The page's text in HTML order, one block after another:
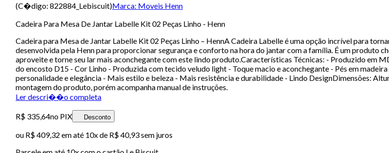
(C�digo: 822884_Lebiscuit)Marca: Moveis Henn
Cadeira Para Mesa De Jantar Labelle Kit 02 Peças Linho - Henn
Cadeira para Mesa de Jantar Labelle Kit 02 Peças Linho – HennA Cadeira Labelle é uma opção incrível para
desenvolvida pela Henn para proporcionar segurança e conforto na hora do jantar com a família. É um produto
aproveite e torne seu lar mais aconchegante com este lindo produto.Características Técnicas: - Produzido em
do encosto D15 - Cor Linho - Produzida com tecido veludo light - Toque macio e aconchegante - Pés em
personalidade e elegância - Mais estilo e beleza - Mais resistência e durabilidade - Lindo DesignDimensões:
montagem do produto, porém acompanha manual de instruções.
Ler descri��o completa
R$ 335,64no PIX Desconto
ou R$ 409,32 em até 10x de R$ 40,93 sem juros